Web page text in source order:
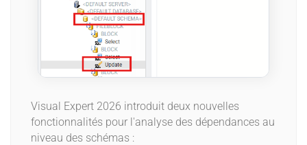
Visual Expert 2026 introduit deux nouvelles
fonctionnalités pour l'analyse des dépendances au
niveau des schémas :